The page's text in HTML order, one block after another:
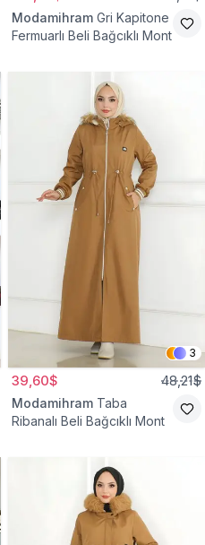
Modamihram Gri Kapitone
Fermuarlı Beli Bağcıklı Mont
3
39,60$ 48,21$
Modamihram Taba
Ribanalı Beli Bağcıklı Mont